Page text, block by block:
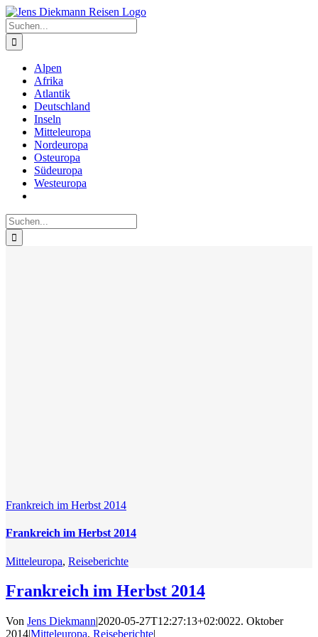
Zum
Inhalt
springen
Suche
nach:
Alpen
Afrika
Atlantik
Deutschland
Inseln
Mitteleuropa
Nordeuropa
Osteuropa
Südeuropa
Westeuropa
Suche
nach:
Frankreich im Herbst 2014
Frankreich im Herbst 2014
Mitteleuropa, Reiseberichte
Frankreich im Herbst 2014
Von Jens Diekmann|2020-05-27T12:27:13+02:0022. Oktober
2014|Mitteleuropa, Reiseberichte|